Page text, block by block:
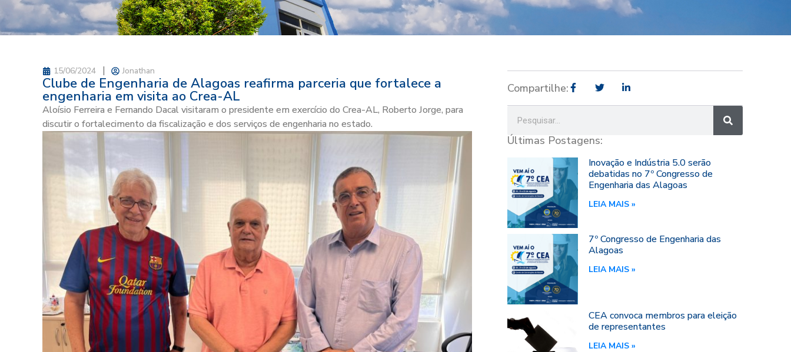
15/06/2024 Jonathan
Clube de Engenharia de Alagoas reafirma parceria que fortalece a
engenharia em visita ao Crea-AL
Aloísio Ferreira e Fernando Dacal visitaram o presidente em exercício do Crea-AL, Roberto Jorge, para
discutir o fortalecimento da fiscalização e dos serviços de engenharia no estado.
Compartilhe:
Últimas Postagens:
Inovação e Indústria 5.0 serão
debatidas no 7º Congresso de
Engenharia das Alagoas
LEIA MAIS »
7º Congresso de Engenharia das
Alagoas
LEIA MAIS »
CEA convoca membros para eleição
de representantes
LEIA MAIS »